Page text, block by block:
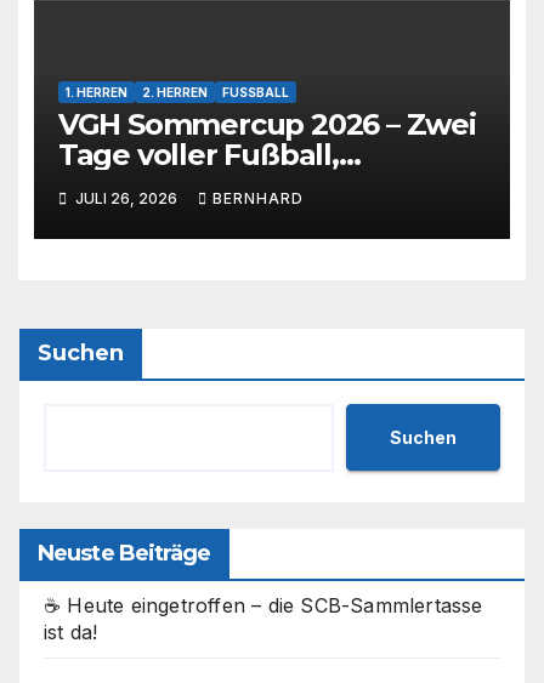
1. HERREN 2. HERREN FUSSBALL
VGH Sommercup 2026 – Zwei
Tage voller Fußball,
Emotionen und tollem
Rahmenprogramm 🩵🤍
JULI 26, 2026 BERNHARD
Suchen
Suchen
Neuste Beiträge
☕ Heute eingetroffen – die SCB-Sammlertasse
ist da!